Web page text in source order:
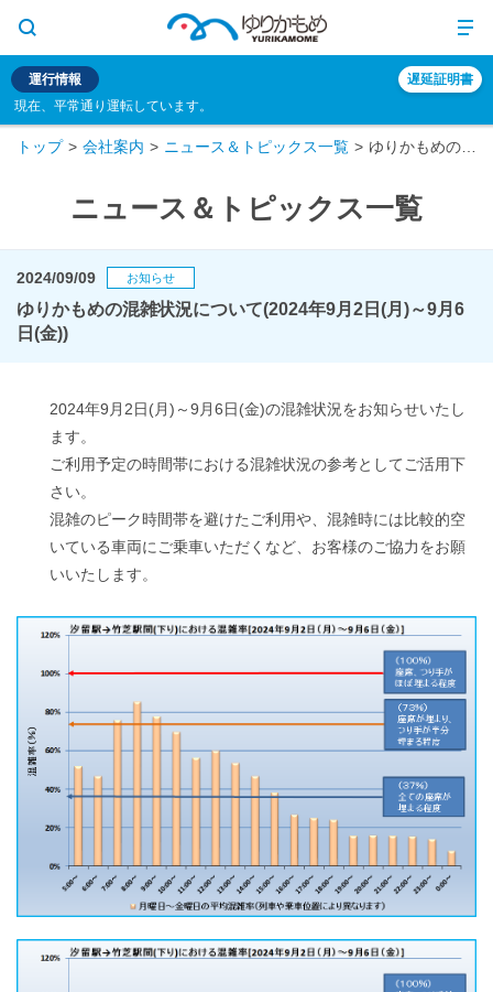
運行情報
現在、平常通り運転しています。
遅延証明書
トップ 会社案内 ニュース＆トピックス一覧
ニュース＆トピックス一覧
2024/09/09 お知らせ
ゆりかもめの混雑状況について(2024年9月2日(月)～9月6
日(金))
2024年9月2日(月)～9月6日(金)の混雑状況をお知らせいたし
ます。
ご利用予定の時間帯における混雑状況の参考としてご活用下
さい。
混雑のピーク時間帯を避けたご利用や、混雑時には比較的空
いている車両にご乗車いただくなど、お客様のご協力をお願
いいたします。